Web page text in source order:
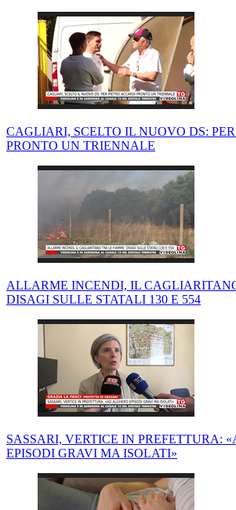
CAGLIARI, SCELTO IL NUOVO DS:
PRONTO UN TRIENNALE
ALLARME INCENDI, IL
DISAGI SULLE STATALI 130 E 554
SASSARI, VERTICE IN PREFETTURA:
EPISODI GRAVI MA ISOLATI»